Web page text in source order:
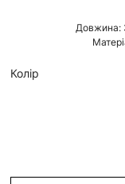
Довжина:
Колір